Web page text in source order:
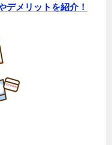
デメリットを紹介！